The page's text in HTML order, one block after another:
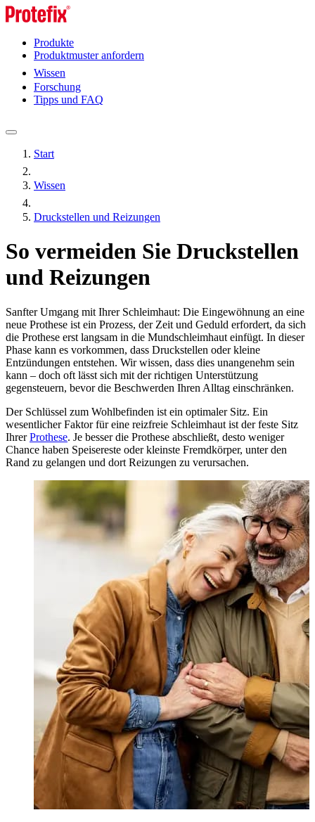
Produkte
Produktmuster anfordern
Wissen
Forschung
Tipps und FAQ
Start
Wissen
Druckstellen und Reizungen
So vermeiden Sie Druckstellen
und Reizungen
Sanfter Umgang mit Ihrer Schleimhaut: Die Eingewöhnung an eine
neue Prothese ist ein Prozess, der Zeit und Geduld erfordert, da sich
die Prothese erst langsam in die Mundschleimhaut einfügt. In dieser
Phase kann es vorkommen, dass Druckstellen oder kleine
Entzündungen entstehen. Wir wissen, dass dies unangenehm sein
kann – doch oft lässt sich mit der richtigen Unterstützung
gegensteuern, bevor die Beschwerden Ihren Alltag einschränken.
Der Schlüssel zum Wohlbefinden ist ein optimaler Sitz. Ein
wesentlicher Faktor für eine reizfreie Schleimhaut ist der feste Sitz
IhrerProthese. Je besser die Prothese abschließt, desto weniger
Chance haben Speisereste oder kleinste Fremdkörper, unter den
Rand zu gelangen und dort Reizungen zu verursachen.